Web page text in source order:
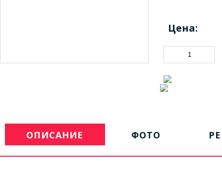
Цена:
ОПИСАНИЕ ФОТО